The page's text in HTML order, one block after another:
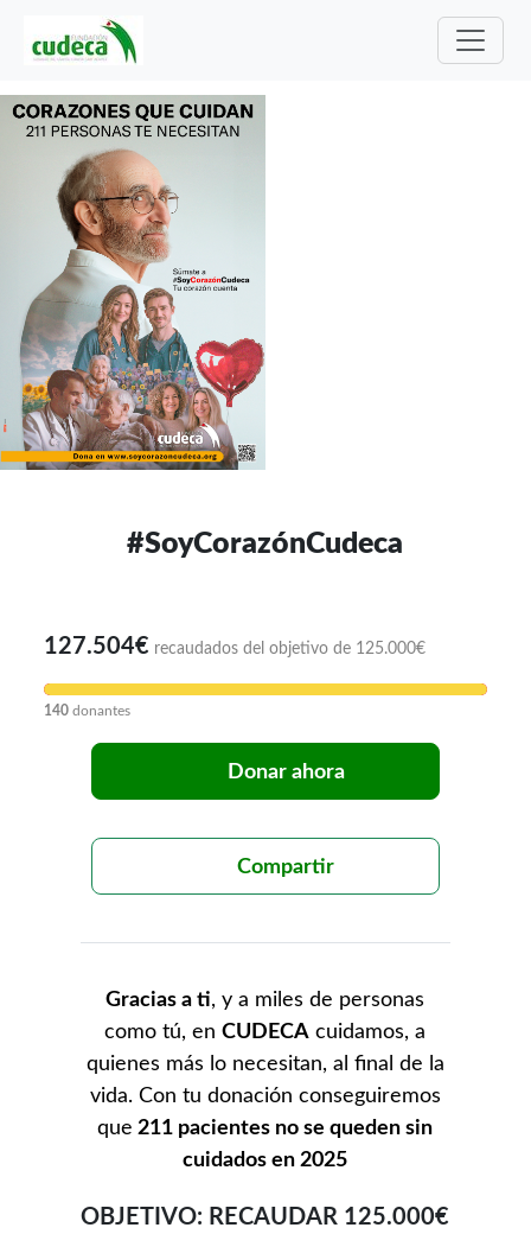
#SoyCorazónCudeca
127.504€ recaudados del objetivo de 125.000€
140 donantes
Donar ahora
Compartir
Gracias a ti, y a miles de personas
como tú, enCUDECA cuidamos, a
quienes más lo necesitan, al final de la
vida. Con tu donación conseguiremos
que 211 pacientes no se queden sin
cuidados en 2025
OBJETIVO: RECAUDAR 125.000€